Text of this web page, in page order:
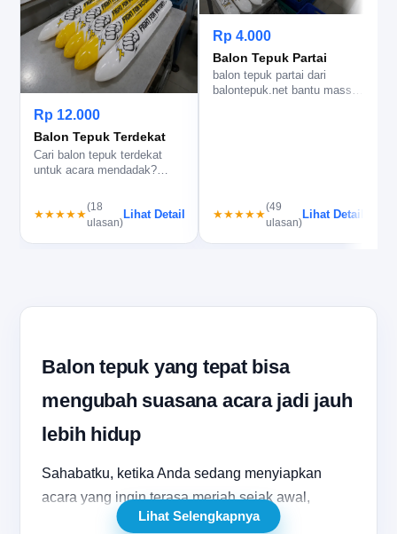
Rp 12.000
Balon Tepuk Terdekat
Cari balon tepuk terdekat
untuk acara mendadak?
★★★★★
(18
ulasan)
Lihat Detail
Rp 4.000
Balon Tepuk Partai
balon tepuk partai dari
balontepuk.net bantu massa
★★★★★
(49
ulasan)
Lihat Detail
Balon tepuk yang tepat bisa
mengubah suasana acara jadi jauh
lebih hidup
Sahabatku, ketika Anda sedang menyiapkan
acara yang ingin terasa meriah sejak awal,
balon tepukyang tepat sering kali
Lihat Selengkapnya